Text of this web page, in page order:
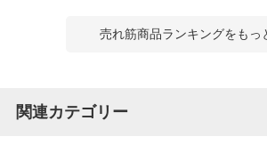
売れ筋商品ランキングをもっ
関連カテゴリー